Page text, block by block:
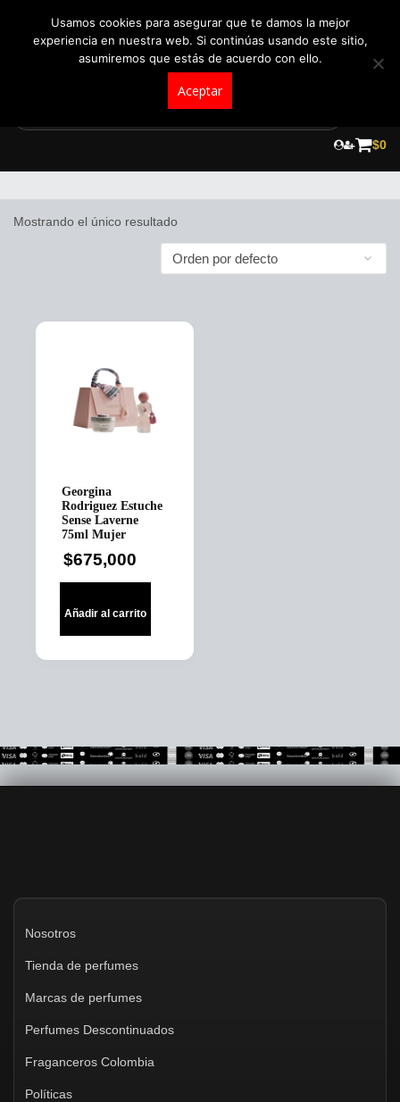
$0
Mostrando el único resultado
Georgina
Rodriguez Estuche
Sense Laverne
75ml Mujer
$675,000
Añadir al carrito
Nosotros
Tienda de perfumes
Marcas de perfumes
Perfumes Descontinuados
Fraganceros Colombia
Políticas
Usamos cookies para asegurar que te damos la mejor
experiencia en nuestra web. Si continúas usando este sitio,
asumiremos que estás de acuerdo con ello.
Aceptar